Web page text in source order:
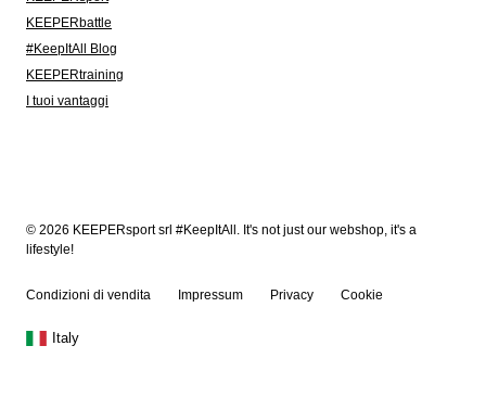
KEEPERbattle
#KeepItAll Blog
KEEPERtraining
I tuoi vantaggi
© 2026 KEEPERsport srl #KeepItAll. It's not just our webshop, it's a
lifestyle!
Condizioni di vendita Impressum Privacy Cookie
Italy